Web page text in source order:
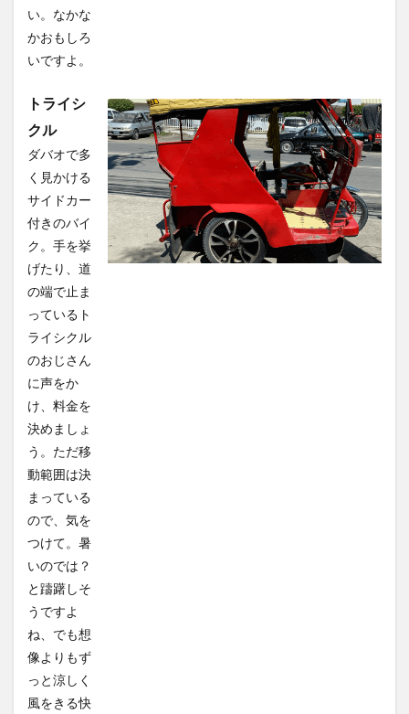
い。なかな
かおもしろ
いですよ。
トライシ
クル
ダバオで多
く見かける
サイドカー
付きのバイ
ク。手を挙
げたり、道
の端で止ま
っているト
ライシクル
のおじさん
に声をか
け、料金を
決めましょ
う。ただ移
動範囲は決
まっている
ので、気を
つけて。暑
いのでは？
と躊躇しそ
うですよ
ね、でも想
像よりもず
っと涼しく
風をきる快